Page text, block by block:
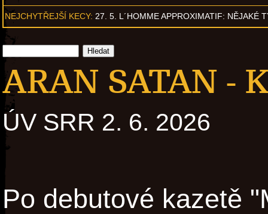
NEJCHYTŘEJŠÍ KECY: 27. 5. L´HOMME APPROXIMATIF: NĚJAKÉ
ARAN SATAN -
ÚV SRR 2. 6. 2026
Po debutové kazetě